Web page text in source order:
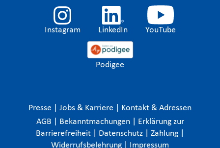
Instagram LinkedIn YouTube
Podigee
Presse Jobs & Karriere
Kontakt & Adressen
AGB
Bekanntmachungen
Erklärung zur
Barrierefreiheit
Datenschutz Zahlung
Widerrufsbelehrung
Impressum